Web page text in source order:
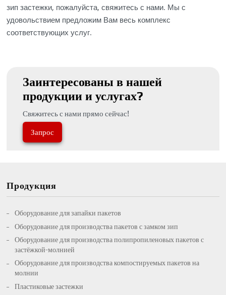
зип застежки, пожалуйста, свяжитесь с нами. Мы с
удовольствием предложим Вам весь комплекс
соответствующих услуг.
Заинтересованы в нашей
продукции и услугах?
Свяжитесь с нами прямо сейчас!
Запрос
Продукция
Оборудование для запайки пакетов
Оборудование для производства пакетов с замком зип
Оборудование для производства полипропиленовых пакетов с
застёжкой-молнией
Оборудование для производства компостируемых пакетов на
молнии
Пластиковые застежки